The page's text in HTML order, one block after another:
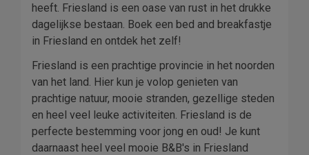
heeft. Friesland is een oase van rust in het drukke
dagelijkse bestaan. Boek een bed and breakfastje
in Friesland en ontdek het zelf!
Friesland is een prachtige provincie in het noorden
van het land. Hier kun je volop genieten van
prachtige natuur, mooie stranden, gezellige steden
en heel veel leuke activiteiten. Friesland is de
perfecte bestemming voor jong en oud! Je kunt
daarnaast heel veel mooie B&B's in Friesland